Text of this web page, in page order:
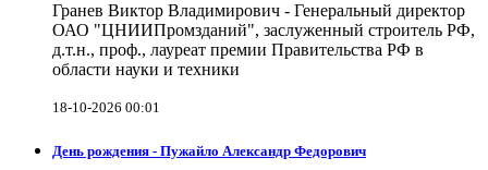
Гранев Виктор Владимирович - Генеральный директор
ОАО "ЦНИИПромзданий", заслуженный строитель РФ,
д.т.н., проф., лауреат премии Правительства РФ в
области науки и техники
18-10-2026 00:01
День рождения - Пужайло Александр Федорович